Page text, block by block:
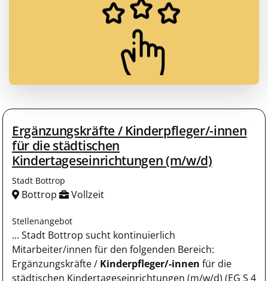
Ergänzungskräfte / Kinderpfleger/-innen
für die städtischen
Kindertageseinrichtungen (m/w/d)
Stadt Bottrop
Bottrop Vollzeit
Stellenangebot
... Stadt Bottrop sucht kontinuierlich
Mitarbeiter/innen für den folgenden Bereich:
Ergänzungskräfte / Kinderpfleger/-innen für die
städtischen Kindertageseinrichtungen (m/w/d) (EG S 4